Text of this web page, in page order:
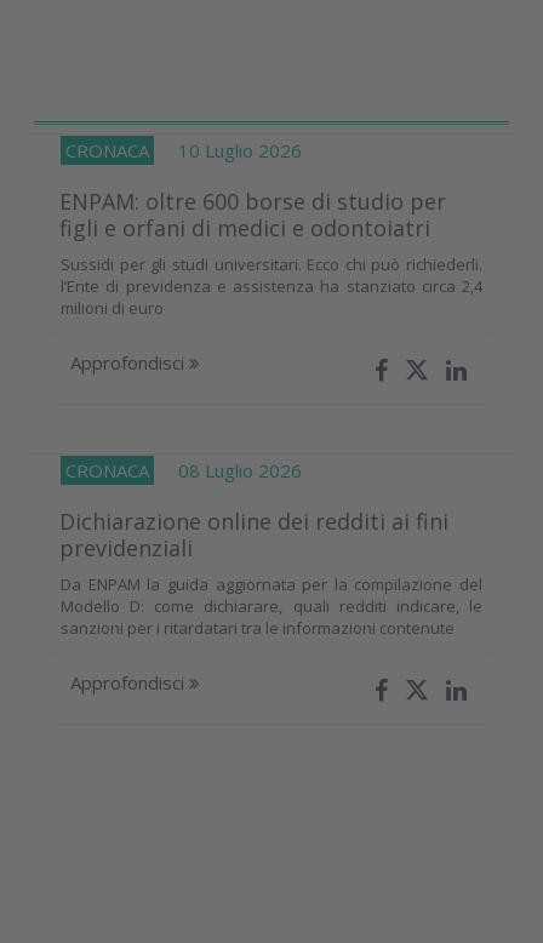
CRONACA 10 Luglio 2026
ENPAM: oltre 600 borse di studio per
figli e orfani di medici e odontoiatri
Sussidi per gli studi universitari. Ecco chi può richiederli.
l’Ente di previdenza e assistenza ha stanziato circa 2,4
milioni di euro
Approfondisci
CRONACA 08 Luglio 2026
Dichiarazione online dei redditi ai fini
previdenziali
Da ENPAM la guida aggiornata per la compilazione del
Modello D: come dichiarare, quali redditi indicare, le
sanzioni per i ritardatari tra le informazioni contenute
Approfondisci